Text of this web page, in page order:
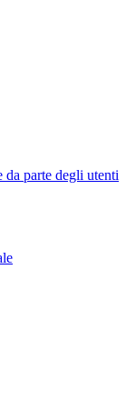
parte degli utenti